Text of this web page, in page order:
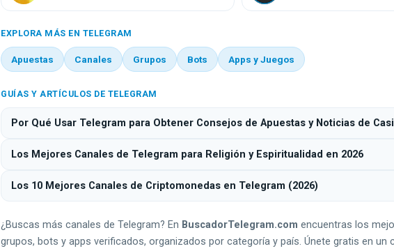
EXPLORA MÁS EN TELEGRAM
Apuestas Canales Grupos Bots Apps y Juegos
GUÍAS Y ARTÍCULOS DE TELEGRAM
Por Qué Usar Telegram para Obtener Consejos de Apuestas y Noticias de
Los Mejores Canales de Telegram para Religión y Espiritualidad en 2026
Los 10 Mejores Canales de Criptomonedas en Telegram (2026)
¿Buscas más canales de Telegram? En BuscadorTelegram.com encuentras los
grupos, bots y apps verificados, organizados por categoría y país. Únete gratis en un